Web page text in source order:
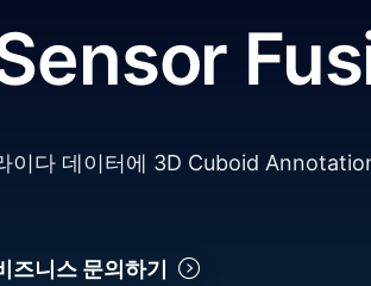
이다 데이터에 3D Cuboid
즈니스 문의하기